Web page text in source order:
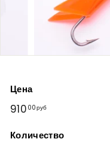
Цена
Обычная
910 00руб
Количество